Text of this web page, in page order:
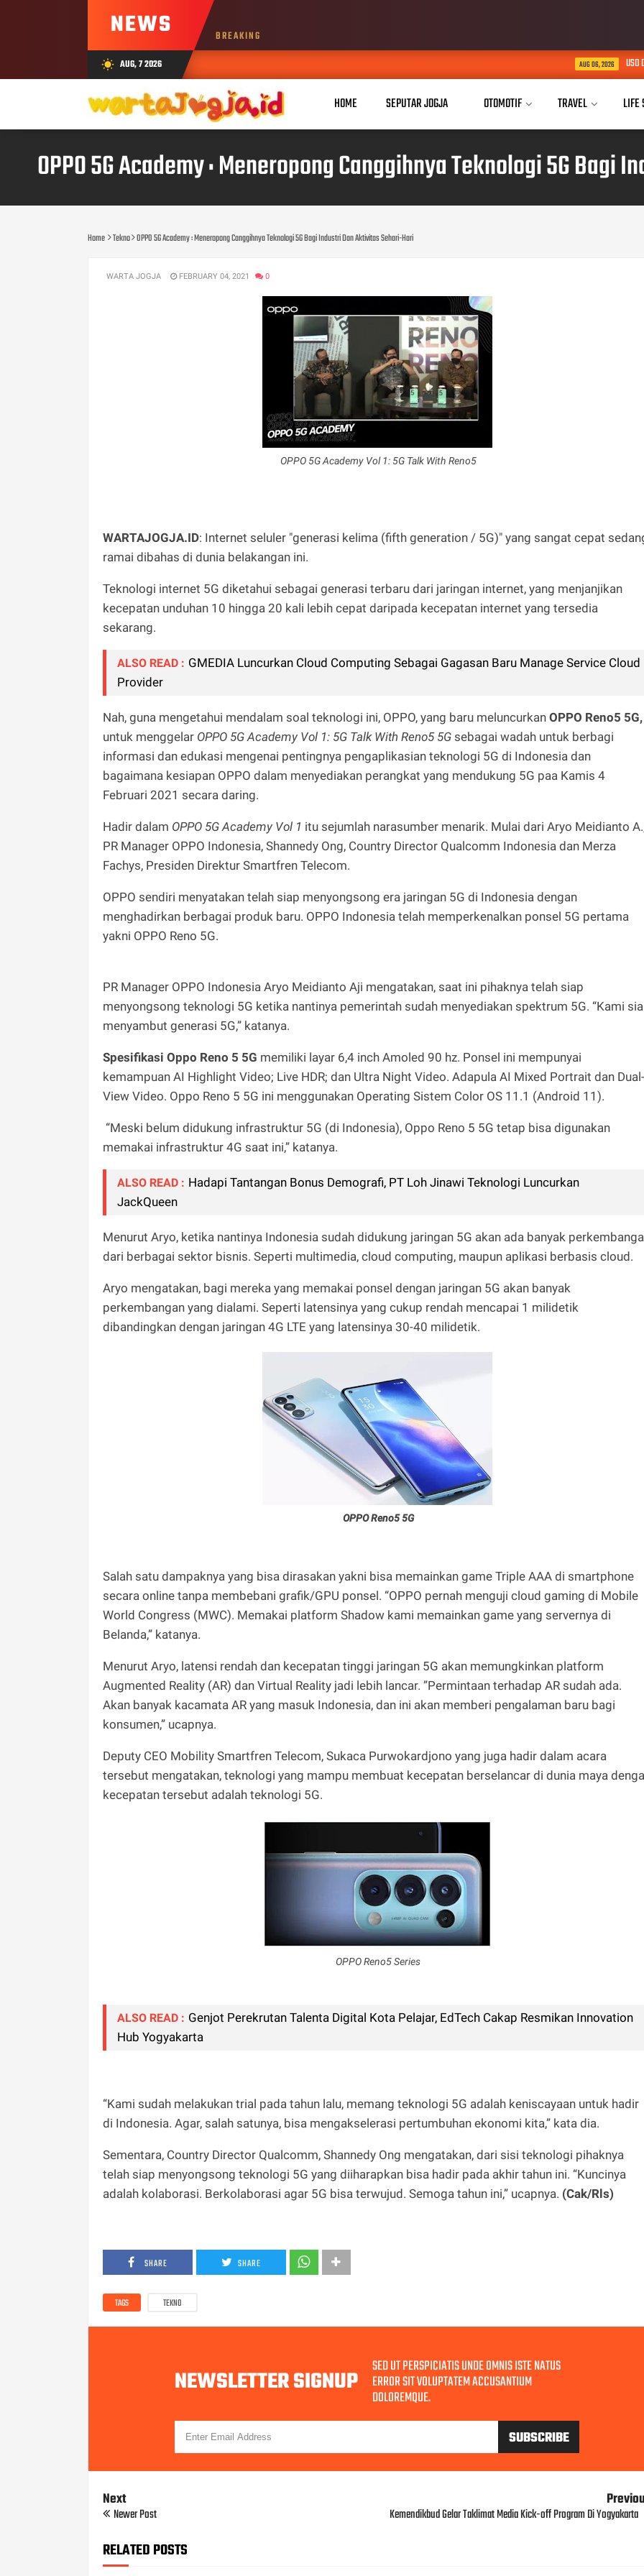
NEWS BREAKING
wb_sunny AUG, 7 2026 USD Dorong
HOME SEPUTAR JOGJA OTOMOTIF TRAVEL LIFE
OPPO 5G Academy : Meneropong Canggihnya Teknologi 5G Bagi
Home Tekno OPPO 5G Academy : Meneropong Canggihnya Teknologi 5G Bagi Industri Dan Aktivitas Sehari-Hari
WARTA JOGJA FEBRUARY 04, 2021 0
OPPO 5G Academy Vol 1: 5G Talk With Reno5
WARTAJOGJA.ID: Internet seluler "generasi kelima (fifth generation / 5G)" yang sangat cepat
ramai dibahas di dunia belakangan ini.
Teknologi internet 5G diketahui sebagai generasi terbaru dari jaringan internet, yang menjanjikan
kecepatan unduhan 10 hingga 20 kali lebih cepat daripada kecepatan internet yang tersedia
sekarang.
ALSO READ : GMEDIA Luncurkan Cloud Computing Sebagai Gagasan Baru Manage Service Cloud
Provider
Nah, guna mengetahui mendalam soal teknologi ini, OPPO, yang baru meluncurkan OPPO Reno5 5G,
untuk menggelar OPPO 5G Academy Vol 1: 5G Talk With Reno5 5G sebagai wadah untuk berbagi
informasi dan edukasi mengenai pentingnya pengaplikasian teknologi 5G di Indonesia dan
bagaimana kesiapan OPPO dalam menyediakan perangkat yang mendukung 5G paa Kamis 4
Februari 2021 secara daring.
Hadir dalam OPPO 5G Academy Vol 1 itu sejumlah narasumber menarik. Mulai dari Aryo Meidianto
PR Manager OPPO Indonesia, Shannedy Ong, Country Director Qualcomm Indonesia dan Merza
Fachys, Presiden Direktur Smartfren Telecom.
OPPO sendiri menyatakan telah siap menyongsong era jaringan 5G di Indonesia dengan
menghadirkan berbagai produk baru. OPPO Indonesia telah memperkenalkan ponsel 5G pertama
yakni OPPO Reno 5G.
PR Manager OPPO Indonesia Aryo Meidianto Aji mengatakan, saat ini pihaknya telah siap
menyongsong teknologi 5G ketika nantinya pemerintah sudah menyediakan spektrum 5G. “Kami
menyambut generasi 5G,” katanya.
Spesifikasi Oppo Reno 5 5G memiliki layar 6,4 inch Amoled 90 hz. Ponsel ini mempunyai
kemampuan AI Highlight Video; Live HDR; dan Ultra Night Video. Adapula AI Mixed Portrait dan Dual-
View Video. Oppo Reno 5 5G ini menggunakan Operating Sistem Color OS 11.1 (Android 11).
“Meski belum didukung infrastruktur 5G (di Indonesia), Oppo Reno 5 5G tetap bisa digunakan
memakai infrastruktur 4G saat ini,” katanya.
ALSO READ : Hadapi Tantangan Bonus Demografi, PT Loh Jinawi Teknologi Luncurkan
JackQueen
Menurut Aryo, ketika nantinya Indonesia sudah didukung jaringan 5G akan ada banyak
dari berbagai sektor bisnis. Seperti multimedia, cloud computing, maupun aplikasi berbasis cloud.
Aryo mengatakan, bagi mereka yang memakai ponsel dengan jaringan 5G akan banyak
perkembangan yang dialami. Seperti latensinya yang cukup rendah mencapai 1 milidetik
dibandingkan dengan jaringan 4G LTE yang latensinya 30-40 milidetik.
OPPO Reno5 5G
Salah satu dampaknya yang bisa dirasakan yakni bisa memainkan game Triple AAA di smartphone
secara online tanpa membebani grafik/GPU ponsel. “OPPO pernah menguji cloud gaming di Mobile
World Congress (MWC). Memakai platform Shadow kami memainkan game yang servernya di
Belanda,” katanya.
Menurut Aryo, latensi rendah dan kecepatan tinggi jaringan 5G akan memungkinkan platform
Augmented Reality (AR) dan Virtual Reality jadi lebih lancar. ”Permintaan terhadap AR sudah ada.
Akan banyak kacamata AR yang masuk Indonesia, dan ini akan memberi pengalaman baru bagi
konsumen,” ucapnya.
Deputy CEO Mobility Smartfren Telecom, Sukaca Purwokardjono yang juga hadir dalam acara
tersebut mengatakan, teknologi yang mampu membuat kecepatan berselancar di dunia maya
kecepatan tersebut adalah teknologi 5G.
OPPO Reno5 Series
ALSO READ : Genjot Perekrutan Talenta Digital Kota Pelajar, EdTech Cakap Resmikan Innovation
Hub Yogyakarta
“Kami sudah melakukan trial pada tahun lalu, memang teknologi 5G adalah keniscayaan untuk hadir
di Indonesia. Agar, salah satunya, bisa mengakselerasi pertumbuhan ekonomi kita,” kata dia.
Sementara, Country Director Qualcomm, Shannedy Ong mengatakan, dari sisi teknologi pihaknya
telah siap menyongsong teknologi 5G yang diiharapkan bisa hadir pada akhir tahun ini. “Kuncinya
adalah kolaborasi. Berkolaborasi agar 5G bisa terwujud. Semoga tahun ini,” ucapnya. (Cak/Rls)
SHARE SHARE
TAGS TEKNO
NEWSLETTER SIGNUP SED UT PERSPICIATIS UNDE OMNIS ISTE NATUS
ERROR SIT VOLUPTATEM ACCUSANTIUM
DOLOREMQUE.
Next
Newer Post Kemendikbud Gelar Taklimat Media Kick-off Program Di Yogyakarta
RELATED POSTS